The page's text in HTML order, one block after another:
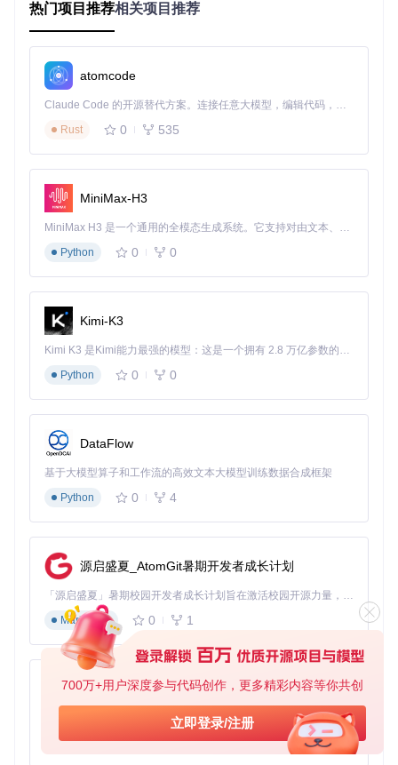
700万+用户深度参与代码创作，更多精彩内容等你共创
立即登录/注册
保活与重连设置
自动重新登录：可根据网络稳定性设置1-48小时的自动重连
周期
状态监控与管理
通过files/luci/view/xlnetacc/status.htm
运行状态，包括：
服务整体运行状态
下行加速实时情况
故障排除技巧
如果遇到服务异常，可通过以下步骤排查：
检查配置文件是否正确填写账户信息
查看日志文件获取详细错误信息
尝试重启服务或重新登录账户
性能优化建议
为获得最佳加速效果，建议：
根据网络环境调整保活间隔和重连周期
确保路由器硬件满足加速服务运行需求
到明显的网络速度提升。立即按照本指南配置，享受极速上网
体验吧！
luci-app-xlnetacc
热门项目推荐相关项目推荐
atomcode
Claude Code 的开源替代方案。连接任意大模型，编辑代码，运行命令，自动验证 — 全自动执行。用 Rust 构建，极致性能。 ｜ An open-source alternative to Claude Code. Connect any LLM, edit code, run commands, and verify changes — autonomously. Built in Rust for speed. Get Started
Rust
0 535
MiniMax-H3
MiniMax H3 是一个通用的全模态生成系统。它支持对由文本、图像、视频和音频组成的多模态上下文进行统一理解，并能生成分辨率高达 2K、时长可达 15 秒的带原生立体声音频的视频。得益于面向任务泛化的系统设计，H3 在预训练阶段就已具备广泛的多模态上下文理解与生成能力，能够出色地执行复杂的多模态指令。
Python
0 0
Kimi-K3
Kimi K3 是Kimi能力最强的模型：这是一个拥有 2.8 万亿参数的混合专家（MoE）模型，具备原生视觉理解能力，并支持 100 万 token 的上下文窗口。
Python
0 0
DataFlow
基于大模型算子和工作流的高效文本大模型训练数据合成框架
Python
0 4
源启盛夏_AtomGit暑期开发者成长计划
「源启盛夏」暑期校园开发者成长计划旨在激活校园开源力量，通过积分激励、认证扶持、资源倾斜等形式，引导高校组织和开发者完成「入驻 — 建项目 — 做贡献 — 获认证 — 得资源」的完整闭环。无论你是想带领社团入驻平台的组织者，还是希望用代码贡献证明自己的开发者，都能在这里找到属于你的成长路径。
Markdown
0 1
py-xiaozhi
基于Python的Xiaozhi AI，适用于想要完整Xiaozhi体验而无需拥有专用硬件的用户。
Python
0 1